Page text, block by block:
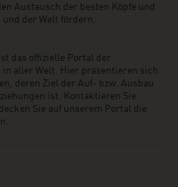
Austausch der besten Köpfe und
und der Welt fördern.
das offizielle Portal der
aller Welt. Hier präsentieren sich
deren Ziel der Auf- bzw. Ausbau
ist. Kontaktieren Sie
Sie auf unserem Portal die